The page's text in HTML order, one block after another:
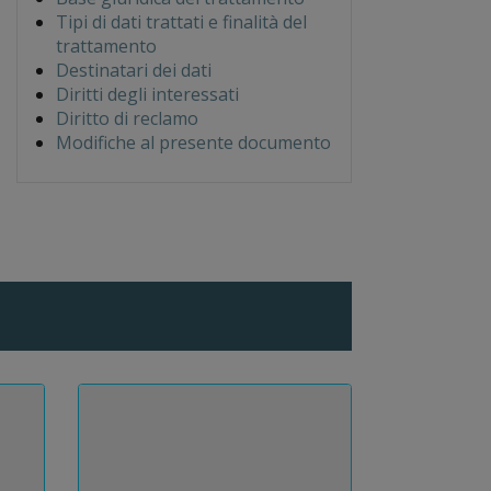
Tipi di dati trattati e finalità del
trattamento
Destinatari dei dati
Diritti degli interessati
Diritto di reclamo
Modifiche al presente documento